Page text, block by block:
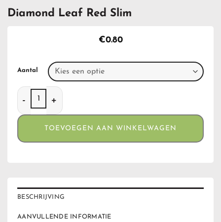
Diamond Leaf Red Slim
€0.80
Aantal
Diamond Leaf Red Slim aantal
TOEVOEGEN AAN WINKELWAGEN
BESCHRIJVING
AANVULLENDE INFORMATIE